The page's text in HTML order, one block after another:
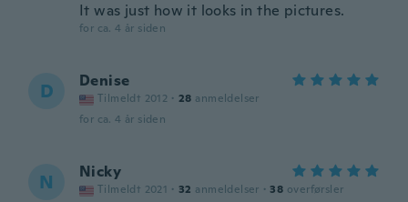
It was just how it looks in the pictures.
for ca. 4 år siden
D Denise
Tilmeldt 2012 · 28 anmeldelser
for ca. 4 år siden
N Nicky
Tilmeldt 2021 · 32 anmeldelser · 38 overførsler